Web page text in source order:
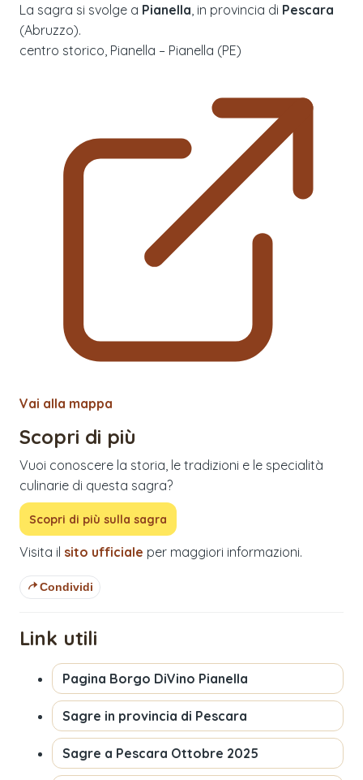
La sagra si svolge a Pianella , in provincia di Pescara
(Abruzzo).
centro storico, Pianella – Pianella (PE)
Vai alla mappa
Scopri di più
Vuoi conoscere la storia, le tradizioni e le specialità
culinarie di questa sagra?
Scopri di più sulla sagra
Visita il sito ufficiale per maggiori informazioni.
Condividi
Link utili
Pagina Borgo DiVino Pianella
Sagre in provincia di Pescara
Sagre a Pescara Ottobre 2025